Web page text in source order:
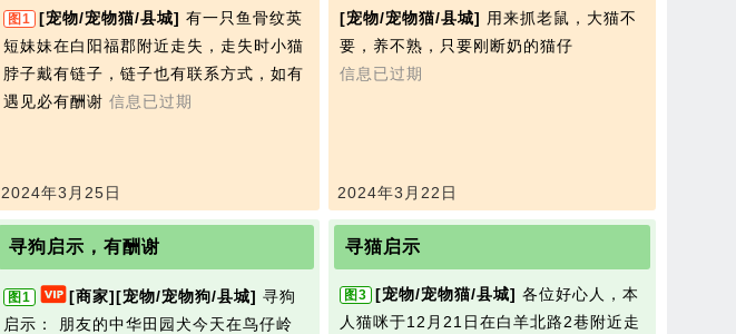
图1 [宠物/宠物猫/县城] 有一只鱼骨纹英
短妹妹在白阳福郡附近走失，走失时小猫
脖子戴有链子，链子也有联系方式，如有
遇见必有酬谢 信息已过期
2024年3月25日
[宠物/宠物猫/县城] 用来抓老鼠，大猫不
要，养不熟，只要刚断奶的猫仔
信息已过期
2024年3月22日
寻狗启示，有酬谢
图1 [商家][宠物/宠物狗/县城] 寻狗
启示： 朋友的中华田园犬今天在鸟仔岭
寻猫启示
图3 [宠物/宠物猫/县城] 各位好心人，本
人猫咪于12月21日在白羊北路2巷附近走